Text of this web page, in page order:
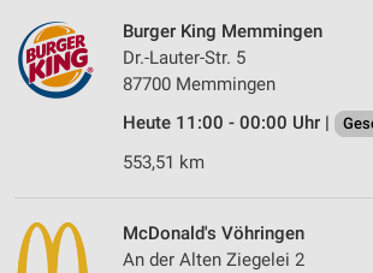
Burger King Memmingen
Dr.-Lauter-Str. 5
87700 Memmingen
Heute 11:00 - 00:00 Uhr |
553,51 km
McDonald's Vöhringen
An der Alten Ziegelei 2